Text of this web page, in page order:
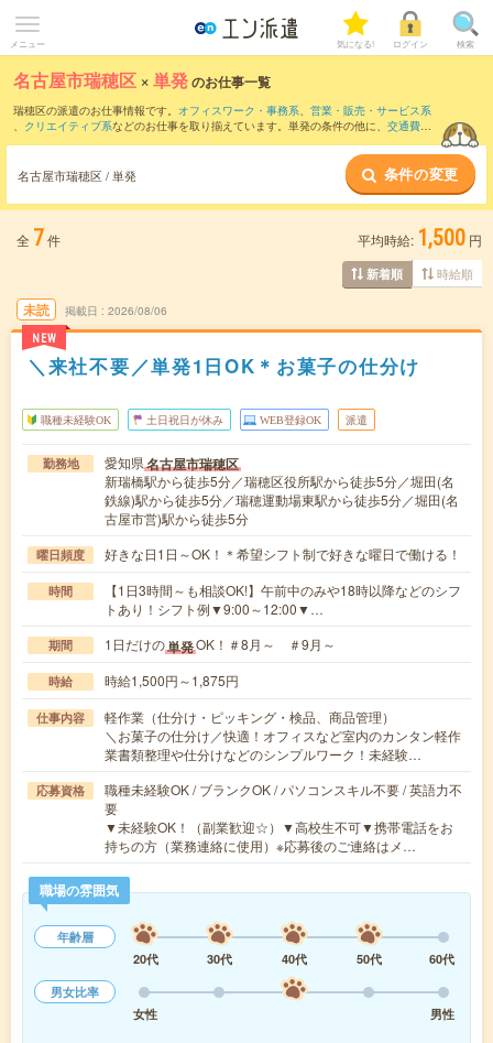
メニュー 気になる! ログイン 検索
名古屋市瑞穂区 ×単発のお仕事一覧
瑞穂区の派遣のお仕事情報です。 オフィスワーク・事務系、 営業・販売・サービス系
、 クリエイティブ系などのお仕事を取り揃えています。単発の条件の他に、 交通費別
名古屋市瑞穂区 / 単発 条件の変更
全 7件 平均時給: 1,500 円
新着順 時給順
未読
NEW
掲載日 2026/08/06
＼来社不要／単発1日OK＊お菓子の仕分け
職種未経験OK 土日祝日が休み WEB登録OK 派遣
勤務地 愛知県名古屋市瑞穂区
新瑞橋駅から徒歩5分／瑞穂区役所駅から徒歩5分／堀田(名
鉄線)駅から徒歩5分／瑞穂運動場東駅から徒歩5分／堀田(名
古屋市営)駅から徒歩5分
曜日頻度 好きな日1日～OK！＊希望シフト制で好きな曜日で働ける！
時間
【1日3時間～も相談OK!】午前中のみや18時以降などのシフ
トあり！シフト例▼9:00～12:00▼…
期間 1日だけの単発OK！＃8月～ ＃9月～
時給 時給1,500円～1,875円
仕事内容
軽作業（仕分け・ピッキング・検品、商品管理）
＼お菓子の仕分け／快適！オフィスなど室内のカンタン軽作
業書類整理や仕分けなどのシンプルワーク！未経験…
応募資格
職種未経験OK / ブランクOK / パソコンスキル不要 / 英語力不
要
▼未経験OK！（副業歓迎☆）▼高校生不可▼携帯電話をお
持ちの方（業務連絡に使用）※応募後のご連絡はメ…
職場の雰囲気
年齢層
20代
30代 40代 50代
60代
男女比率
女性
男性